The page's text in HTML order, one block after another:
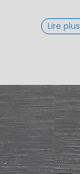
Lire plus